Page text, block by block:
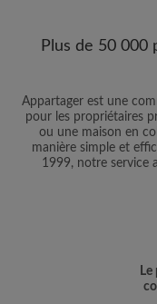
Plus de 50 000
Appartager est une
pour les propriétaires
ou une maison en
manière simple et
1999, notre service